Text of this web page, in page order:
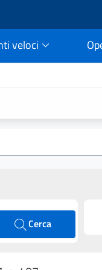
veloci
Cerca